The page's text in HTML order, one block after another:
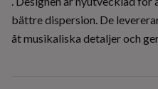
bättre dispersion. De
åt musikaliska detaljer och